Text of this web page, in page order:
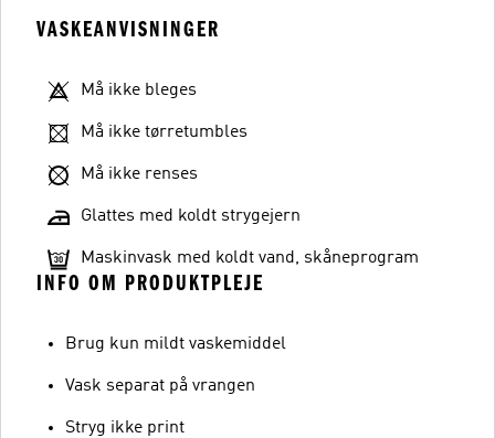
VASKEANVISNINGER
Må ikke bleges
Må ikke tørretumbles
Må ikke renses
Glattes med koldt strygejern
Maskinvask med koldt vand, skåneprogram
INFO OM PRODUKTPLEJE
Brug kun mildt vaskemiddel
Vask separat på vrangen
Stryg ikke print